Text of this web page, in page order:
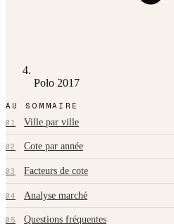
Polo 2017
AU SOMMAIRE
01 Ville par ville
02 Cote par année
03 Facteurs de cote
04 Analyse marché
05 Questions fréquentes